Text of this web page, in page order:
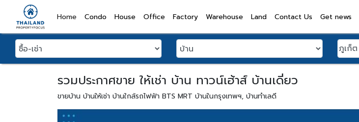
Home(current)
Condo House Office Factory Warehouse Land Contact Us Get news
รวมประกาศขาย ให้เช่า บ้าน ทาวน์เฮ้าส์ บ้านเดี่ยว
ขายบ้าน บ้านให้เช่า บ้านใกล้รถไฟฟ้า BTS MRT บ้านในกรุงเทพฯ, บ้านทำเลดี